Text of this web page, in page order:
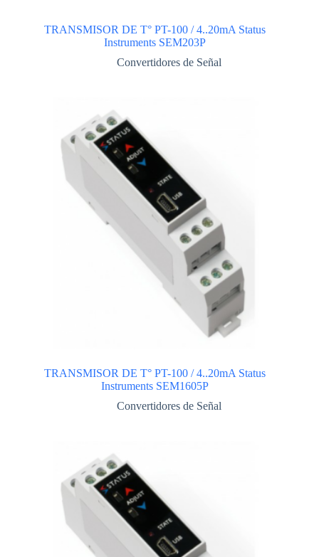
TRANSMISOR DE T° PT-100 / 4..20mA Status
Instruments SEM203P
Convertidores de Señal
TRANSMISOR DE T° PT-100 / 4..20mA Status
Instruments SEM1605P
Convertidores de Señal